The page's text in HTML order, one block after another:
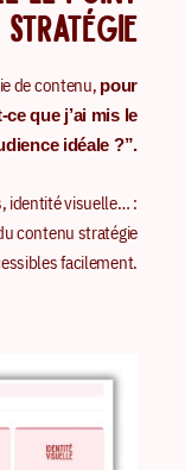
de contenu, pour
que j’ai mis le
idéale ?”.
identité visuelle… :
contenu stratégie
facilement.